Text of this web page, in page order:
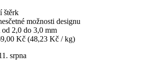
štěrk
možnosti designu
od 2,0 do 3,0 mm
Kč (48,23 Kč / kg)
srpna